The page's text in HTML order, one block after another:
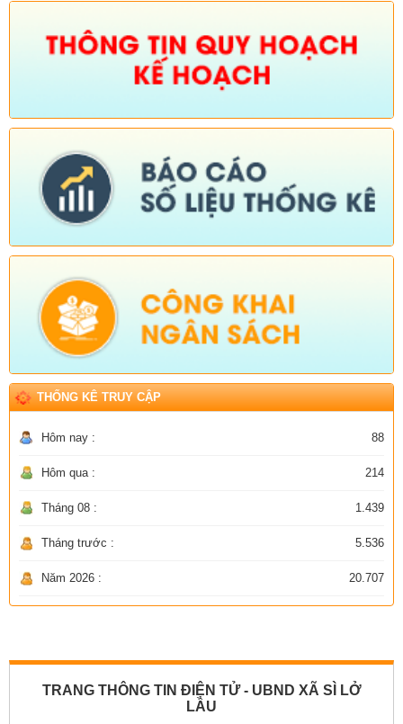
THỐNG KÊ TRUY CẬP
Hôm nay : 88
Hôm qua : 214
Tháng 08 : 1.439
Tháng trước : 5.536
Năm 2026 : 20.707
TRANG THÔNG TIN ĐIỆN TỬ - UBND XÃ SÌ LỞ
LẦU